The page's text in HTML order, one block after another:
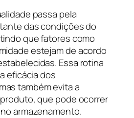
passa pela
das condições do
que fatores como
estejam de acordo
Essa rotina
eficácia dos
também evita a
que pode ocorrer
armazenamento.